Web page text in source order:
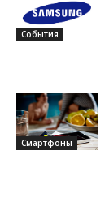
События
Смартфоны